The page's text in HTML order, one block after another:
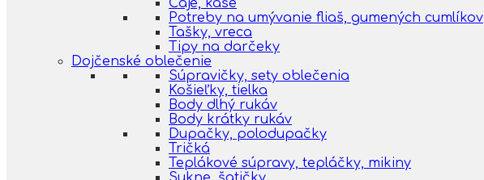
Čaje, kaše
Potreby na umývanie fliaš, gumených cumlíkov
Tašky, vreca
Tipy na darčeky
Dojčenské oblečenie
Súpravičky, sety oblečenia
Košieľky, tielka
Body dlhý rukáv
Body krátky rukáv
Dupačky, polodupačky
Tričká
Teplákové súpravy, tepláčky, mikiny